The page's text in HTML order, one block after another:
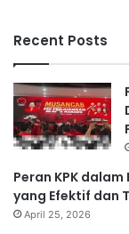
Recent Posts
Peran KPK
yang Efektif dan
April 25, 2026